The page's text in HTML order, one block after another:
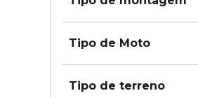
Com câmara
Tipo de Moto
Tipo de terreno